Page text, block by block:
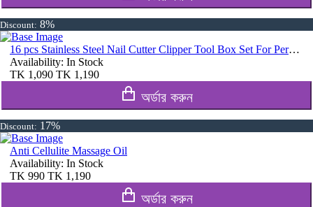
Discount: 8%
16 pcs Stainless Steel Nail Cutter Clipper Tool Box Set For Personal Care Manicure Set
Availability: In Stock
TK 1,090 TK 1,190
অর্ডার করুন
Discount: 17%
Anti Cellulite Massage Oil
Availability: In Stock
TK 990 TK 1,190
অর্ডার করুন